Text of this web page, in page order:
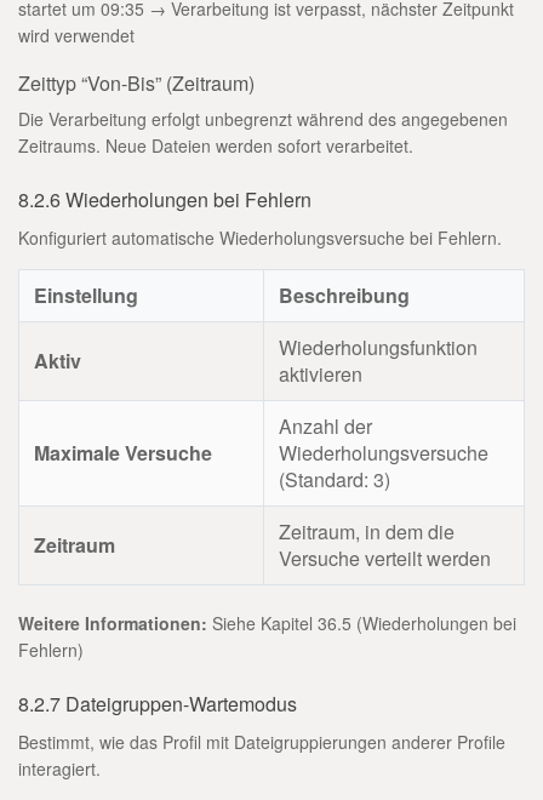
startet um 09:35 → Verarbeitung ist verpasst, nächster Zeitpunkt
wird verwendet
Zeittyp “Von-Bis” (Zeitraum)
Die Verarbeitung erfolgt unbegrenzt während des angegebenen
Zeitraums. Neue Dateien werden sofort verarbeitet.
8.2.6 Wiederholungen bei Fehlern
Konfiguriert automatische Wiederholungsversuche bei Fehlern.
Einstellung Beschreibung
Aktiv
Wiederholungsfunktion
aktivieren
Maximale Versuche
Anzahl der
Wiederholungsversuche
(Standard: 3)
Zeitraum
Zeitraum, in dem die
Versuche verteilt werden
Weitere Informationen: Siehe Kapitel 36.5 (Wiederholungen bei
Fehlern)
8.2.7 Dateigruppen-Wartemodus
Bestimmt, wie das Profil mit Dateigruppierungen anderer Profile
interagiert.